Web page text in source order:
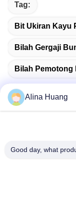
Tag:
Bit Ukiran Kayu
Bilah Gergaji
Bilah Pemotong
Alamat
Alina Huang
Good day, what